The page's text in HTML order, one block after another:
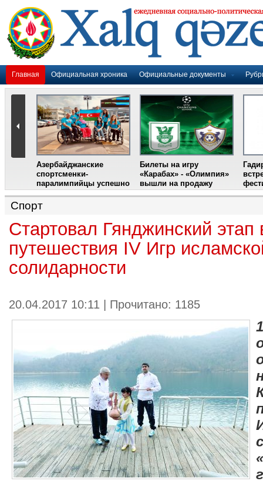
Главная Официальная хроника Официальные документы
Азербайджанские
спортсменки-
паралимпийцы успешно
выступили на III
Международном
фестивале парашютного
Билеты на игру
«Карабах» - «Олимпия»
вышли на продажу
Спорт
Стартовал Гянджинский этап
путешествия IV Игр
солидарности
20.04.2017 10:11 | Прочитано: 1185